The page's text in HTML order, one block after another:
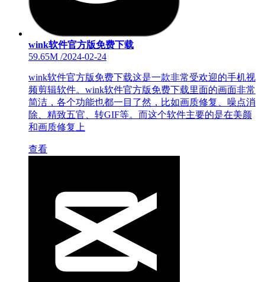
wink软件官方版免费下载
59.65M /2024-02-24
wink软件官方版免费下载这是一款非常受欢迎的手机视
频剪辑软件。wink软件官方版免费下载里面的画面非常
简洁，各个功能也都一目了然，比如画质修复、噪点消
除、精致五官、转GIF等。而这个软件主要的是在美颜
和画质修复上
查看